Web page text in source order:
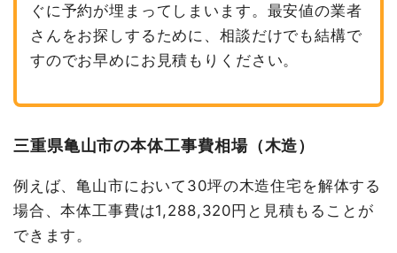
ぐに予約が埋まってしまいます。最安値の業者
さんをお探しするために、相談だけでも結構で
すのでお早めにお見積もりください。
三重県亀山市の本体工事費相場（木造）
例えば、亀山市において30坪の木造住宅を解体する
場合、本体工事費は1,288,320円と見積もることが
できます。